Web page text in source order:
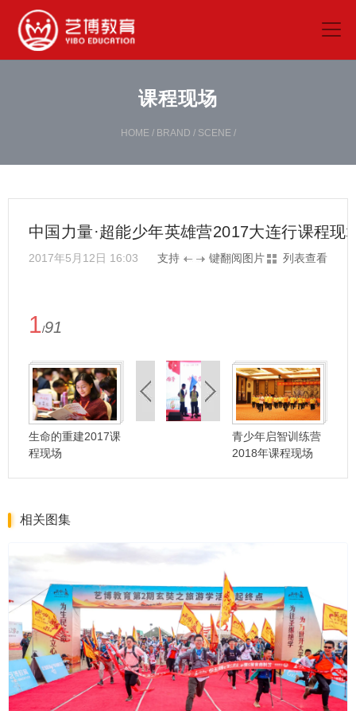
课程现场
HOME / BRAND / SCENE /
中国力量·超能少年英雄营2017大连行课程现
2017年5月12日 16:03 支持 键翻阅图片 列表查看
1/91
生命的重建2017课
程现场
青少年启智训练营
2018年课程现场
相关图集